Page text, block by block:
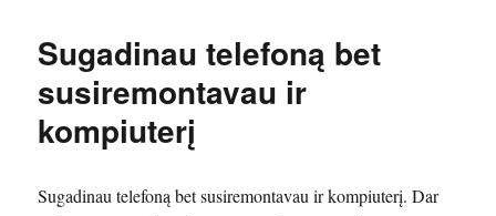
Sugadinau telefoną bet
susiremontavau ir
kompiuterį
Sugadinau telefoną bet susiremontavau ir kompiuterį. Dar